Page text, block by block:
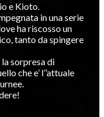
e Kioto.
in una serie
ha riscosso un
tanto da spingere
sorpresa di
che e’ l’’attuale